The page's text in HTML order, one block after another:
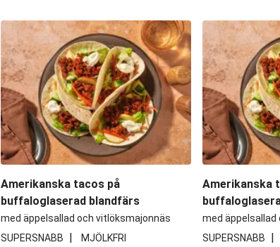
Vietnamesisk-inspirerad köttfärs
Amerikanska tacos på
buffaloglaserad blandfärs
med äppelsallad och vitlöksmajonnäs
SUPERSNABB
|
MJÖLKFRI
Amerikanska
med
SUPERSNABB
|